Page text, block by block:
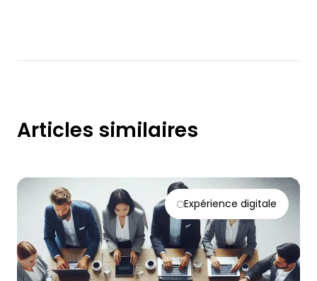
Articles similaires
Expérience digitale